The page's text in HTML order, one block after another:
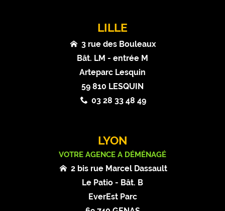
LILLE
3 rue des Bouleaux
Bât. LM - entrée M
Arteparc Lesquin
59 810 LESQUIN
03 28 33 48 49
LYON
VOTRE AGENCE A DÉMÉNAGÉ
2 bis rue Marcel Dassault
Le Patio - Bât. B
EverEst Parc